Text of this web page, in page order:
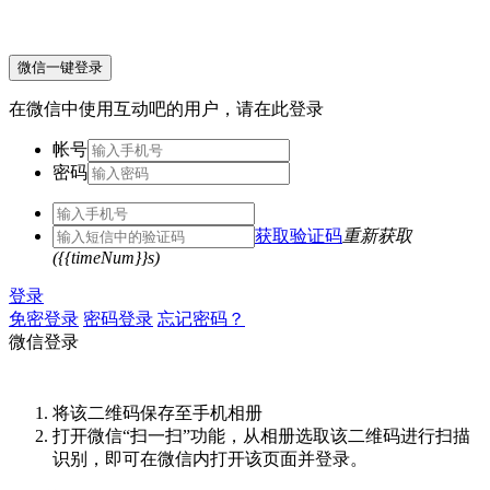
微信一键登录
在微信中使用互动吧的用户，请在此登录
帐号
密码
获取验证码重新获取
({{timeNum}}s)
登录
免密登录 密码登录 忘记密码？
微信登录
将该二维码保存至手机相册
打开微信“扫一扫”功能，从相册选取该二维码进行扫描
识别，即可在微信内打开该页面并登录。